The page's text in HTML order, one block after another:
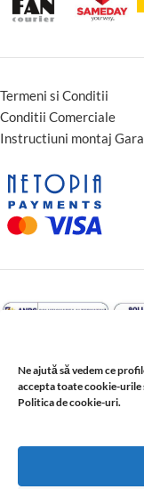
Ne ajută să vedem ce
accepta toate cookie-urile
Politica de cookie-uri.
Termeni si Conditii
Conditii Comerciale
Instructiuni montaj
© 2026 Profil Expert.
site, inclusiv